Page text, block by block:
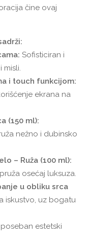
čine ovaj
Sofisticiran i
misli.
i touch funkcijom:
ekrana na
(150 ml):
nežno i dubinsko
– Ruža (100 ml):
osećaj luksuza.
u obliku srca
iskustvo, uz bogatu
estetski